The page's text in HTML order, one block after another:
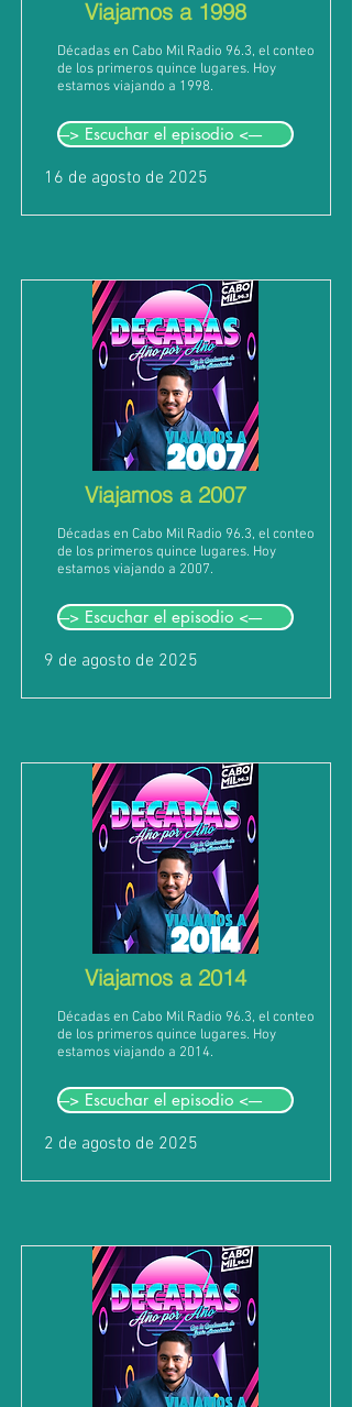
Viajamos a 1998
Décadas en Cabo Mil Radio 96.3, el conteo
de los primeros quince lugares. Hoy
estamos viajando a 1998.
---> Escuchar el episodio <----
16 de agosto de 2025
Viajamos a 2007
Décadas en Cabo Mil Radio 96.3, el conteo
de los primeros quince lugares. Hoy
estamos viajando a 2007.
---> Escuchar el episodio <----
9 de agosto de 2025
Viajamos a 2014
Décadas en Cabo Mil Radio 96.3, el conteo
de los primeros quince lugares. Hoy
estamos viajando a 2014.
---> Escuchar el episodio <----
2 de agosto de 2025